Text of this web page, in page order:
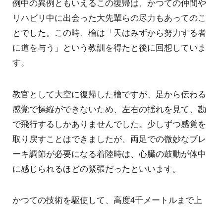
例中の異例ともいえるこの復帰は、かつての仲間や
リハビリ中に出会った大先輩らの尽力もあってのこ
とでした。この時、檜は「天はみずから努力する者
に道を与う」という教訓を得たと後に回想していま
す。
教官として大空に復帰した檜ですが、足から伝わる
感覚で操縦ができないため、左右の揺れを見て、勘
で飛行するしかありませんでした。少しずつ感覚を
取り戻すことはできましたが、両足での微妙なブレ
ーキ調節が必要になる着陸時は、心臓の鼓動が体中
に感じられるほどの緊張だったといいます。
かつての技術を駆使して、高度4千メートルまで上